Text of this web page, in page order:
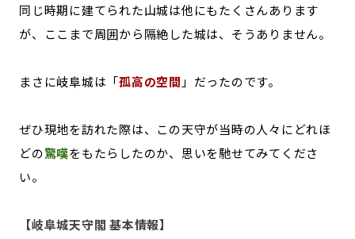
同じ時期に建てられた山城は他にもたくさんあります
が、ここまで周囲から隔絶した城は、そうありません。
まさに岐阜城は「孤高の空間 」だったのです。
ぜひ現地を訪れた際は、この天守が当時の人々にどれほ
どの驚嘆をもたらしたのか、思いを馳せてみてくださ
い。
【岐阜城天守閣 基本情報】